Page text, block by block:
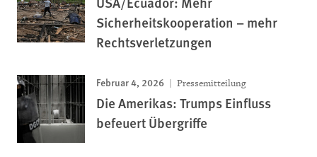
Sicherheitskooperation – mehr
Rechtsverletzungen
Februar 4, 2026 Pressemitteilung
Die Amerikas: Trumps Einfluss
befeuert Übergriffe